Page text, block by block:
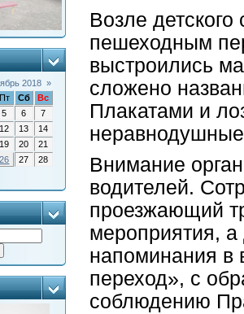
2018 »
Пт Сб
Вс
5 6
7
12 13
14
19 20
21
26 27
28
Возле
пешеходным
выстроились
сложено
Плакатами и
неравнодушные
Внимание
водителей.
проезжающий
мероприятия, а
напоминания в
переход», с
соблюдению